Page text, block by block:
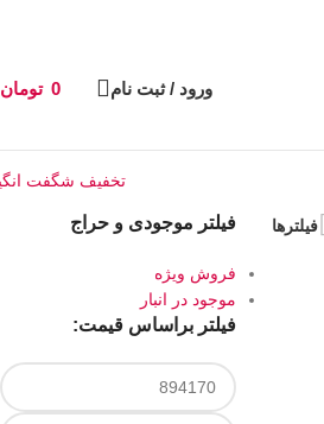
ورود / ثبت نام 0 تومان
تخفیف شگفت
فیلترها فیلتر موجودی و حراج
فروش ویژه
موجود در انبار
فیلتر براساس قیمت: